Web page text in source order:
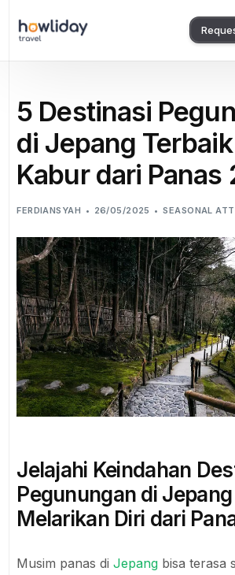
5 Destinasi
di Jepang
Kabur dari Panas
FERDIANSYAH 26/05/2025 SEASONAL
Jelajahi Keindahan
Pegunungan di
Melarikan Diri dari
Musim panas diJepang bisa terasa